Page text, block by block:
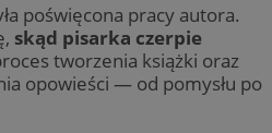
poświęcona pracy autora.
skąd pisarka czerpie
tworzenia książki oraz
opowieści — od pomysłu po